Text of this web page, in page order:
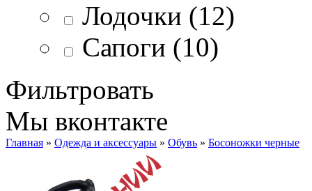
Лодочки (12)
Сапоги (10)
Фильтровать
Мы вконтакте
Главная » Одежда и аксессуары » Обувь » Босоножки черные